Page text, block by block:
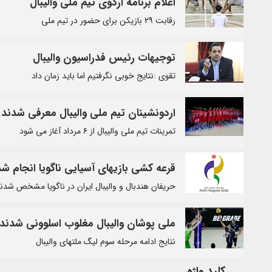
رقابت ۲۹ بازیکن برای حضور در تیم ملی
توجیهات رئیس فدراسیون والیبال
تقوی :‌نتایج خوبی نگرفتیم اما باید زمان داد
اردونشینان تیم ملی والیبال معرفی شدند
تمرینات تیم ملی والیبال از ۶ مرداد آغاز می شود
قرعه کشی بازیهای آسیایی ناگویا انجام
حریفان هندبال و والیبال ایران در ناگویا مشخص
ملی پوشان والیبال مغلوب اسلوونی شدند
نتایج ادامه مرحله سوم لیگ ملتهای والیبال